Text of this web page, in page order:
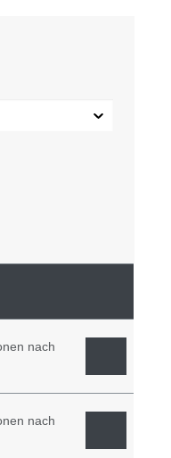
nach
nach